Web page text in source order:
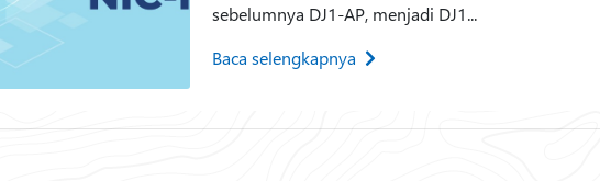
sebelumnya DJ1-AP, menjadi DJ1...
Baca selengkapnya